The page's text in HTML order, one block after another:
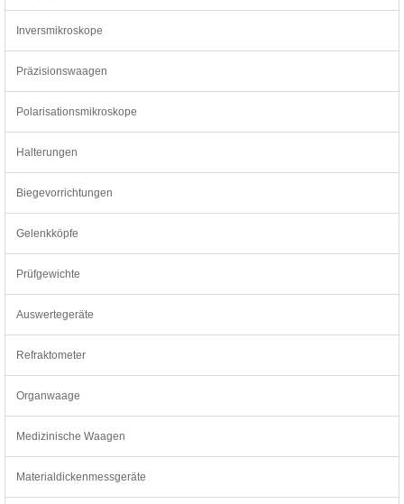
Inversmikroskope
Präzisionswaagen
Polarisationsmikroskope
Halterungen
Biegevorrichtungen
Gelenkköpfe
Prüfgewichte
Auswertegeräte
Refraktometer
Organwaage
Medizinische Waagen
Materialdickenmessgeräte